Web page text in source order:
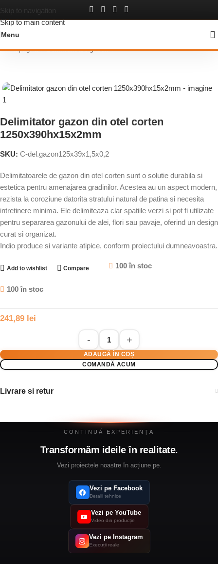
Skip to navigation
Skip to main content
Menu
Prima pagină Delimitatoare gazon
Delimitator gazon din otel corten
1250x390hx15x2mm
SKU: C-del.gazon125x39x1,5x0,2
Delimitatoarele de gazon din otel corten sunt o solutie durabila si
estetica pentru amenajarea gradinilor. Acestea au un aspect modern,
rezista la coroziune datorita stratului natural de patina si necesita
intretinere minima. Ele delimiteaza clar spatiile verzi si pot fi utilizate
pentru separarea gazonului de alei, flori sau pavaje, oferind un design
curat si organizat.
Indio produce si variante atipice, conform proiectului dumneavoastra.
Add to wishlist Compare 100 în stoc
100 în stoc
241,89 lei
ADAUGĂ ÎN COȘ
COMANDĂ ACUM
Livrare si retur
CONTINUĂ EXPERIENȚA
Transformăm ideile în realitate.
Vezi proiectele noastre în acțiune pe.
Vezi pe Facebook
Detalii tehnice
Vezi pe YouTube
Video din producție
Vezi pe Instagram
Execuții reale